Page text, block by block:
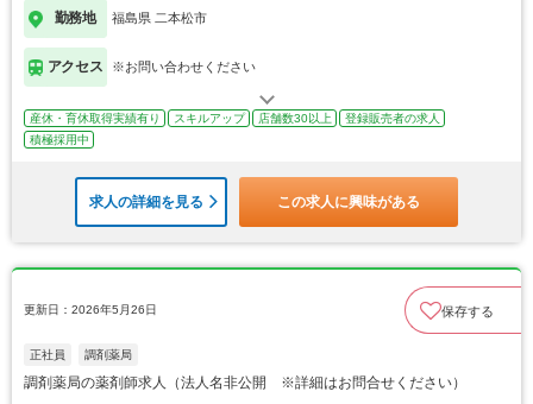
勤務地 福島県 二本松市
アクセス ※お問い合わせください
産休・育休取得実績有り スキルアップ 店舗数30以上
登録販売者の求人
積極採用中
求人の詳細を見る この求人に興味がある
更新日：2026年5月26日 保存する
正社員 調剤薬局
調剤薬局の薬剤師求人（法人名非公開 ※詳細はお問合せください）